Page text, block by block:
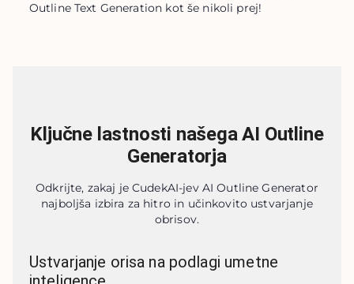
Outline Text Generation kot še nikoli prej!
Ključne lastnosti našega AI Outline
Generatorja
Odkrijte, zakaj je CudekAI-jev AI Outline Generator
najboljša izbira za hitro in učinkovito ustvarjanje
obrisov.
Ustvarjanje orisa na podlagi umetne